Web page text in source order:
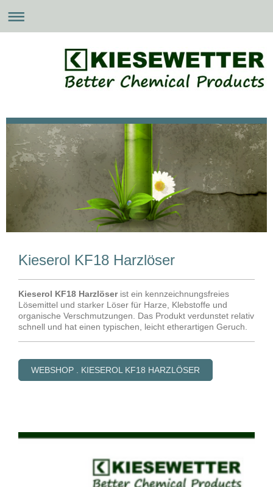
Kieserol KF18 Harzlöser
Kieserol KF18 Harzlöserist ein kennzeichnungsfreies
Lösemittel und starker Löser für Harze, Klebstoffe und
organische Verschmutzungen. Das Produkt verdunstet relativ
schnell und hat einen typischen, leicht etherartigen Geruch.
WEBSHOP . KIESEROL KF18 HARZLÖSER